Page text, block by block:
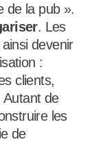
de la pub ».
. Les
devenir
:
clients,
de
les
de